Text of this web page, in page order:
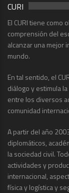
CURI
El CURI tiene como
comprensión del
alcanzar una mejor
mundo.
En tal sentido, el
diálogo y estimula
entre los diversos
comunidad
A partir del año
diplomáticos,
la sociedad civil.
actividades y
internacional,
física y logística y